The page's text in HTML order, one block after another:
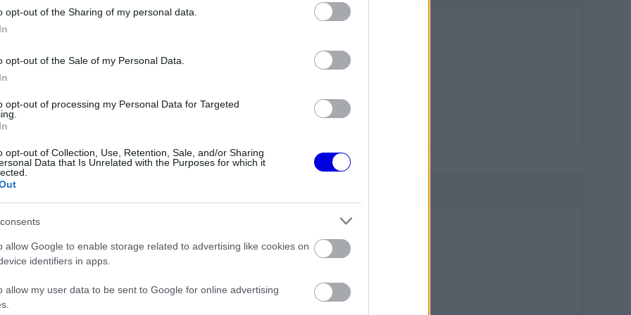
opt-out of the Sharing of my personal data.
opt-out of the Sale of my Personal Data.
opt-out of processing my Personal Data for Targeted
opt-out of Collection, Use, Retention, Sale, and/or Sharing
Data that Is Unrelated with the Purposes for which it
allow Google to enable storage related to advertising like cookies on
identifiers in apps.
allow my user data to be sent to Google for online advertising
kell az autóban érzett tapasztalataim
felkészítjük az autót a slick gumikra,